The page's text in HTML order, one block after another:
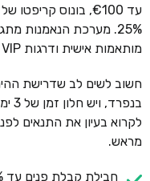
25%. מערכת הנאמנות
מותאמות אישית ודרגות VIP עם יתרונות משופרים.
לקרוא בעיון את התנאים
מראש.